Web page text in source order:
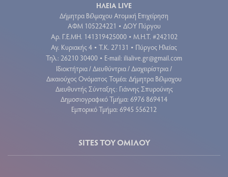
ΗΛΕΙΑ LIVE
Δήμητρα Βέλμαχου Ατομική Επιχείρηση
ΑΦΜ 105224221 • ΔΟΥ Πύργου
Aρ. Γ.Ε.ΜΗ. 141319425000 • Μ.Η.Τ. #242102
Αγ. Κυριακής 4 • Τ.Κ. 27131 • Πύργος Ηλείας
Τηλ.: 26210 30400 • E-mail: ilialive.gr@gmail.com
Ιδιοκτήτρια / Διευθύντρια / Διαχειρίστρια /
Δικαιούχος Ονόματος Τομέα: Δήμητρα Βέλμαχου
Διευθυντής Σύνταξης: Γιάννης Σπυρούνης
Δημοσιογραφικό Τμήμα: 6976 869414
Εμπορικό Τμήμα: 6945 556212
SITES ΤΟΥ ΟΜΙΛΟΥ